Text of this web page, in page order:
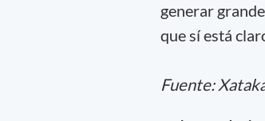
generar
que sí está
Fuente: